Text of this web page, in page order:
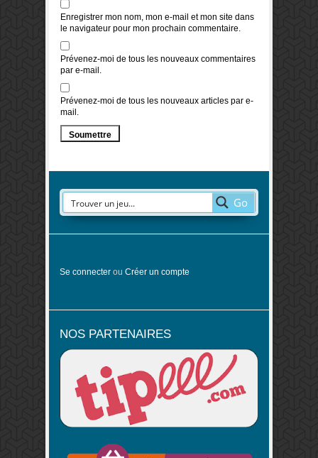
Enregistrer mon nom, mon e-mail et mon site dans
le navigateur pour mon prochain commentaire.
Prévenez-moi de tous les nouveaux commentaires
par e-mail.
Prévenez-moi de tous les nouveaux articles par e-
mail.
Go
Se connecter ou Créer un compte
NOS PARTENAIRES